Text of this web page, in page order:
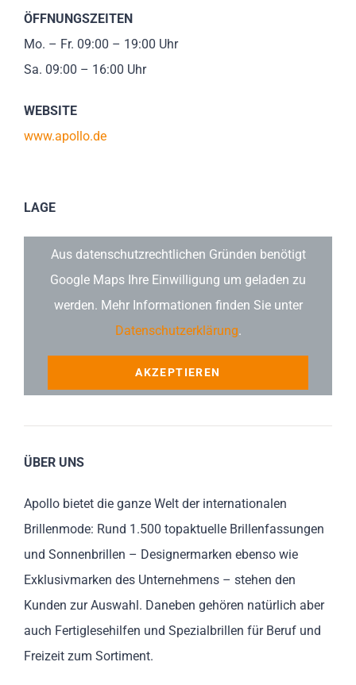
ÖFFNUNGSZEITEN
Mo. – Fr. 09:00 – 19:00 Uhr
Sa. 09:00 – 16:00 Uhr
WEBSITE
www.apollo.de
LAGE
Aus datenschutzrechtlichen Gründen benötigt
Google Maps Ihre Einwilligung um geladen zu
werden. Mehr Informationen finden Sie unter
Datenschutzerklärung.
AKZEPTIEREN
ÜBER UNS
Apollo bietet die ganze Welt der internationalen
Brillenmode: Rund 1.500 topaktuelle Brillenfassungen
und Sonnenbrillen – Designermarken ebenso wie
Exklusivmarken des Unternehmens – stehen den
Kunden zur Auswahl. Daneben gehören natürlich aber
auch Fertiglesehilfen und Spezialbrillen für Beruf und
Freizeit zum Sortiment.